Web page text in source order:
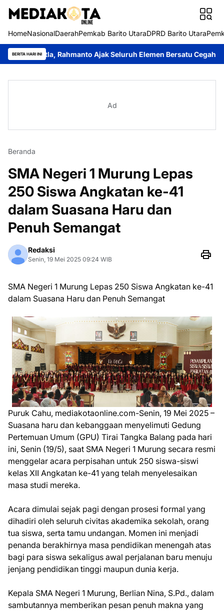
HomeNasionalDaerahPemkab Barito UtaraDPRD Barito Utara
BERITA HARI INI
Rahmanto Ajak Seluruh Elemen Bersatu Cegah Bencana
Ad
Beranda
SMA Negeri 1 Murung Lepas
250 Siswa Angkatan ke-41
dalam Suasana Haru dan
Penuh Semangat
Redaksi
Senin, 19 Mei 2025 09:24 WIB
SMA Negeri 1 Murung Lepas 250 Siswa Angkatan ke-41
dalam Suasana Haru dan Penuh Semangat
Puruk Cahu, mediakotaonline.com-Senin, 19 Mei 2025 –
Suasana haru dan kebanggaan menyelimuti Gedung
Pertemuan Umum (GPU) Tirai Tangka Balang pada hari
ini, Senin (19/5), saat SMA Negeri 1 Murung secara resmi
menggelar acara perpisahan untuk 250 siswa-siswi
kelas XII Angkatan ke-41 yang telah menyelesaikan
masa studi mereka.
Acara dimulai sejak pagi dengan prosesi formal yang
dihadiri oleh seluruh civitas akademika sekolah, orang
tua siswa, serta tamu undangan. Momen ini menjadi
penanda berakhirnya masa pendidikan menengah atas
bagi para siswa sekaligus awal perjalanan baru menuju
jenjang pendidikan tinggi maupun dunia kerja.
Kepala SMA Negeri 1 Murung, Berlian Nina, S.Pd., dalam
sambutannya memberikan pesan penuh makna yang